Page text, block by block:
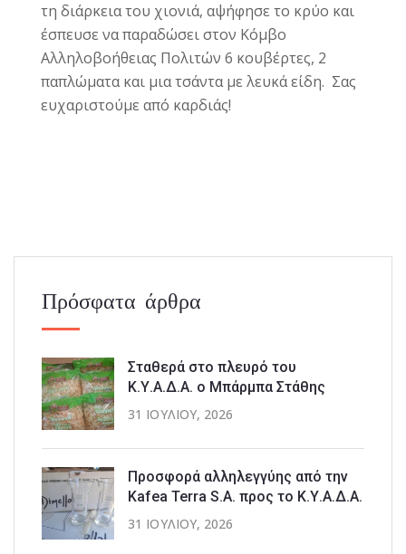
τη διάρκεια του χιονιά, αψήφησε το κρύο και
έσπευσε να παραδώσει στον Κόμβο
Αλληλοβοήθειας Πολιτών 6 κουβέρτες, 2
παπλώματα και μια τσάντα με λευκά είδη. Σας
ευχαριστούμε από καρδιάς!
Πρόσφατα άρθρα
Σταθερά στο πλευρό του
Κ.Υ.Α.Δ.Α. ο Μπάρμπα Στάθης
31 ΙΟΥΛΊΟΥ, 2026
Προσφορά αλληλεγγύης από την
Kafea Terra S.A. προς το Κ.Υ.Α.Δ.Α.
31 ΙΟΥΛΊΟΥ, 2026